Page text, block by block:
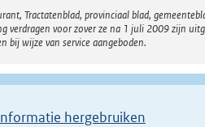
Tractatenblad, provinciaal blad,
verdragen voor zover ze na 1 juli 2009 zijn
bij wijze van service aangeboden.
hergebruiken